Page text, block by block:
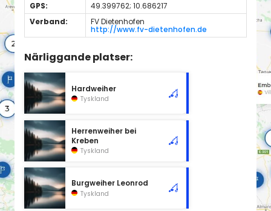
GPS:
49.399762; 10.686217
Verband:
FV Dietenhofen
http://www.fv-dietenhofen.de
Närliggande platser:
Hardweiher
Tyskland
Herrenweiher bei
Kreben
Tyskland
Burgweiher Leonrod
Tyskland